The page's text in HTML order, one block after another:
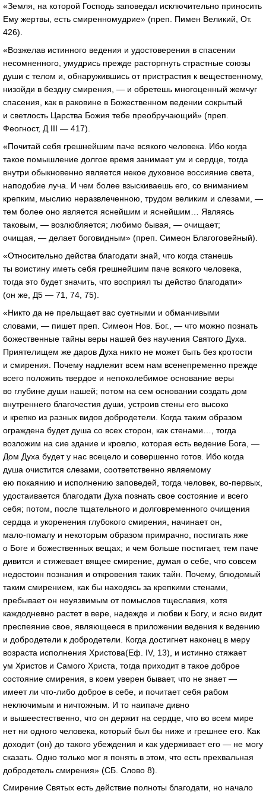
«Земля, на которой Господь заповедал исключительно приносить
Ему жертвы, есть смиренномудрие» (преп. Пимен Великий, От.
426).
«Возжелав истинного ведения и удостоверения в спасении
несомненного, умудрись прежде расторгнуть страстные союзы
души с телом и, обнаружившись от пристрастия к вещественному,
низойди в бездну смирения, — и обретешь многоценный жемчуг
спасения, как в раковине в Божественном ведении сокрытый
и светлость Царства Божия тебе преобручающий» (преп.
Феогност, Д III — 417).
«Почитай себя грешнейшим паче всякого человека. Ибо когда
такое помышление долгое время занимает ум и сердце, тогда
внутри обыкновенно является некое духовное воссияние света,
наподобие луча. И чем более взыскиваешь его, со вниманием
крепким, мыслию неразвлеченною, трудом великим и слезами, —
тем более оно является яснейшим и яснейшим… Являясь
таковым, — возлюбляется; любимо бывая, — очищает;
очищая, — делает боговидным» (преп. Симеон Благоговейный).
«Относительно действа благодати знай, что когда станешь
ты воистину иметь себя грешнейшим паче всякого человека,
тогда это будет значить, что восприял ты действо благодати»
(он же, Д5 — 71, 74, 75).
«Никто да не прельщает вас суетными и обманчивыми
словами, — пишет преп. Симеон Нов. Бог., — что можно познать
божественные тайны веры нашей без научения Святого Духа.
Приятелищем же даров Духа никто не может быть без кротости
и смирения. Почему надлежит всем нам всенепременно прежде
всего положить твердое и непоколебимое основание веры
во глубине души нашей; потом на сем основании создать дом
внутреннего благочестия души, устроив стены его высоко
и крепко из разных видов добродетели. Когда таким образом
ограждена будет душа со всех сторон, как стенами…, тогда
возложим на сие здание и кровлю, которая есть ведение Бога, —
Дом Духа будет у нас всецело и совершенно готов. Ибо когда
душа очистится слезами, соответственно являемому
ею покаянию и исполнению заповедей, тогда человек, во-первых
удостаивается благодати Духа познать свое состояние и всего
себя; потом, после тщательного и долговременного очищения
сердца и укоренения глубокого смирения, начинает он,
мало-помалу и некоторым образом примрачно, постигать яже
о Боге и божественных вещах; и чем больше постигает, тем паче
дивится и стяжевает вящее смирение, думая о себе, что совсем
недостоин познания и откровения таких тайн. Почему, блюдомый
таким смирением, как бы находясь за крепкими стенами,
пребывает он неуязвимым от помыслов тщеславия, хотя
каждодневно растет в вере, надежде и любви к Богу, и ясно видит
преспеяние свое, являющееся в приложении ведения к ведению
и добродетели к добродетели. Когда достигнет наконец в меру
возраста исполнения Христова(Еф. IV, 13), и истинно стяжает
ум Христов и Самого Христа, тогда приходит в такое доброе
состояние смирения, в коем уверен бывает, что не знает —
имеет ли что-либо доброе в себе, и почитает себя рабом
неключимым и ничтожным. И то наипаче дивно
и вышеестественно, что он держит на сердце, что во всем мире
нет ни одного человека, который был бы ниже и грешнее его. Как
доходит (он) до такого убеждения и как удерживает его — не могу
сказать. Одно только мог я понять в этом, что есть прехвальная
добродетель смирения» (СБ. Слово 8).
Смирение Святых есть действие полноты благодати, но начало